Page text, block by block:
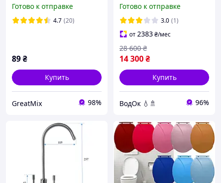
STOP-функция/Лейка для
душа
Готово к отправке
4.7 (20)
89₴
Купить
GreatMix 98%
низкий поддон 15 см
тонированное стекло
Готово к отправке
3.0 (1)
от2383₴/мес
14 300₴
28 600 ₴
Купить
ВодОк 💧🚿 96%